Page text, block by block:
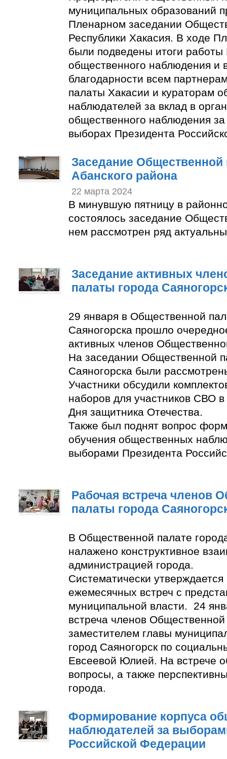
муниципальных образований
Пленарном заседании
Республики Хакасия. В ходе
были подведены итоги работы
общественного наблюдения и
благодарности всем
палаты Хакасии и кураторам
наблюдателей за вклад в
общественного наблюдения
выборах Президента
Заседание Общественной
Абанского района
22 марта 2024
В минувшую пятницу в
состоялось заседание
нем рассмотрен ряд
Заседание активных
палаты города
29 января в Общественной
Саяногорска прошло
активных членов
На заседании Общественной
Саяногорска были
Участники обсудили
наборов для участников СВО в
Дня защитника Отечества.
Также был поднят вопрос
обучения общественных
выборами Президента
Рабочая встреча членов
палаты города
В Общественной палате
налажено конструктивное
администрацией города.
Систематически утверждается
ежемесячных встреч с
муниципальной власти. 24
встреча членов
заместителем главы
город Саяногорск по
Евсеевой Юлией. На встрече
вопросы, а также
города.
Формирование корпуса
наблюдателей за
Российской Федерации